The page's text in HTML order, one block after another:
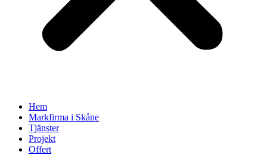
Hem
Markfirma i Skåne
Tjänster
Projekt
Offert